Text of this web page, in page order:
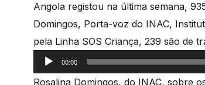
Angola registou na última semana,
Domingos, Porta-voz do INAC,
pela Linha SOS Criança, 239 são de
Reprodutor
de
00:00
Rosalina Domingos, do INAC, sobre